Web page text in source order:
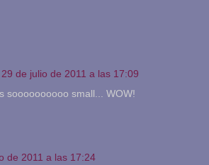
29 de julio de 2011 a las 17:09
soooooooooo small... WOW!
de 2011 a las 17:24